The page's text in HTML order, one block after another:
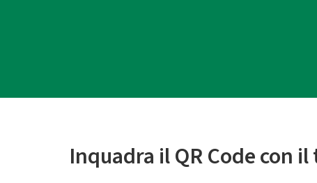
Inquadra il QR Code con